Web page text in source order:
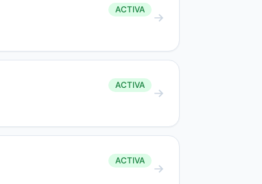
ACTIVA
ACTIVA
ACTIVA